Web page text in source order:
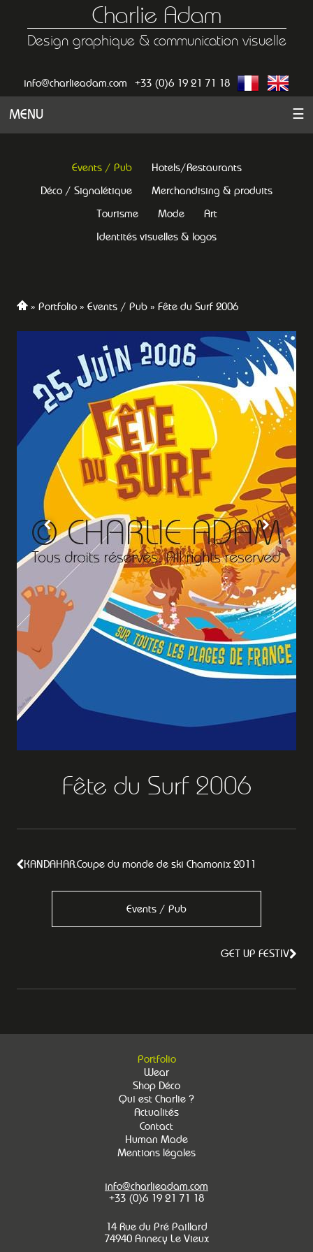
Charlie Adam
Design graphique & communication visuelle
info@charlieadam.com +33 (0)6 19 21 71 18
MENU ☰
Events / Pub
Hotels/Restaurants
Déco / Signalétique
Merchandising & produits
Tourisme
Mode
Art
Identités visuelles & logos
Portfolio Events / Pub Fête du Surf 2006
Fête du Surf 2006
KANDAHAR.Coupe du monde de ski Chamonix 2011
Events / Pub
GET UP FESTIV
Portfolio
Wear
Shop Déco
Qui est Charlie ?
Actualités
Contact
Human Made
Mentions légales
info@charlieadam.com
+33 (0)6 19 21 71 18
14 Rue du Pré Paillard
74940 Annecy Le Vieux